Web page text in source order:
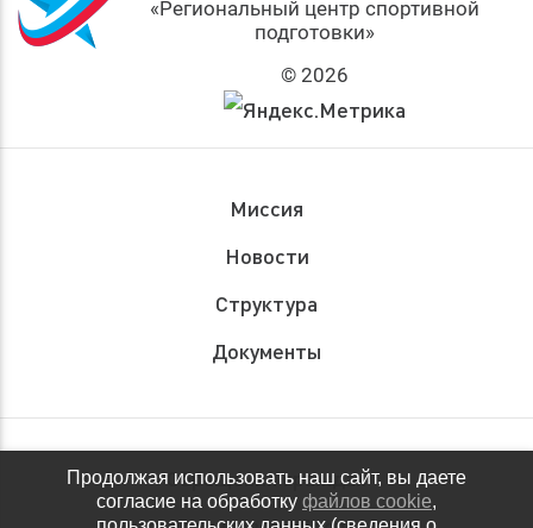
«Региональный центр спортивной
подготовки»
© 2026
Миссия
Новости
Структура
Документы
Обращения граждан
Продолжая использовать наш сайт, вы даете
согласие на обработку файлов cookie,